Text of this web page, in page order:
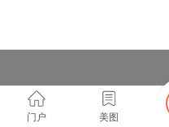
门户 美图